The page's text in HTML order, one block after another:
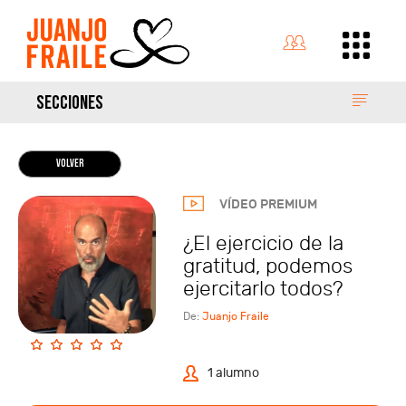
SECCIONES
VOLVER
VÍDEO PREMIUM
¿El ejercicio de la
gratitud, podemos
ejercitarlo todos?
De: Juanjo Fraile
1 alumno